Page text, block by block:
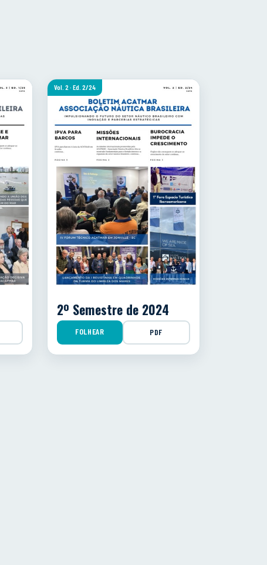
Vol. 2 · Ed. 2/24
2º Semestre de 2024
FOLHEAR PDF